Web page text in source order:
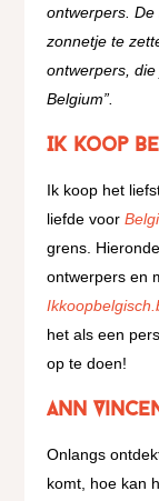
ontwerpers.
zonnetje te
ontwerpers,
Belgium”.
Ik koop
Ik koop het
liefde voor
grens.
ontwerpers en
het als een
op te doen!
Ann
Onlangs
komt, hoe kan